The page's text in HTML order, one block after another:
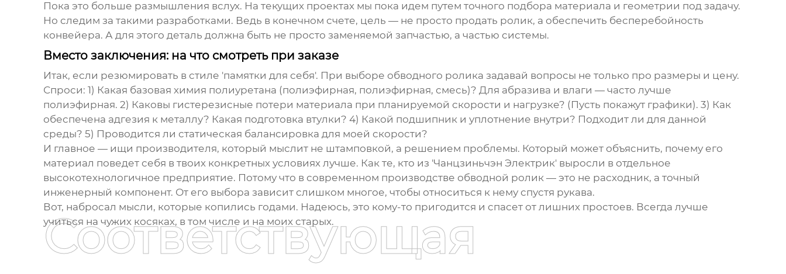
Пока это больше размышления вслух. На текущих проектах мы пока идем путем точного подбора материала и геометрии под задачу.
Но следим за такими разработками. Ведь в конечном счете, цель — не просто продать ролик, а обеспечить бесперебойность
конвейера. А для этого деталь должна быть не просто заменяемой запчастью, а частью системы.
Вместо заключения: на что смотреть при заказе
Итак, если резюмировать в стиле 'памятки для себя'. При выборе обводного ролика задавай вопросы не только про размеры и цену.
Спроси: 1) Какая базовая химия полиуретана (полиэфирная, полиэфирная, смесь)? Для абразива и влаги — часто лучше
полиэфирная. 2) Каковы гистерезисные потери материала при планируемой скорости и нагрузке? (Пусть покажут графики). 3) Как
обеспечена адгезия к металлу? Какая подготовка втулки? 4) Какой подшипник и уплотнение внутри? Подходит ли для данной
среды? 5) Проводится ли статическая балансировка для моей скорости?
И главное — ищи производителя, который мыслит не штамповкой, а решением проблемы. Который может объяснить, почему его
материал поведет себя в твоих конкретных условиях лучше. Как те, кто из 'Чанцзиньчэн Электрик' выросли в отдельное
высокотехнологичное предприятие. Потому что в современном производстве обводной ролик— это не расходник, а точный
инженерный компонент. От его выбора зависит слишком многое, чтобы относиться к нему спустя рукава.
Вот, набросал мысли, которые копились годами. Надеюсь, это кому-то пригодится и спасет от лишних простоев. Всегда лучше
учиться на чужих косяках, в том числе и на моих старых.
Соответствующая